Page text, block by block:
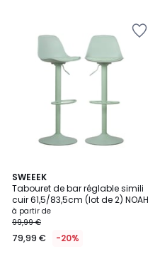
SWEEEK
Tabouret de bar réglable simili
cuir 61,5/83,5cm (lot de 2) NOAH
à partir de
99,99 €
79,99 € -20%
4
/
5
4
Couleurs